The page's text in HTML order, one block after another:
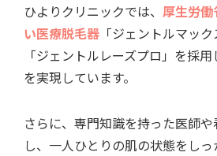
ひよりクリニックでは、 厚生労
い医療脱毛器 「ジェントルマッ
「ジェントルレーズプロ」を採
を実現しています。
さらに、専門知識を持った医師
し、一人ひとりの肌の状態をし